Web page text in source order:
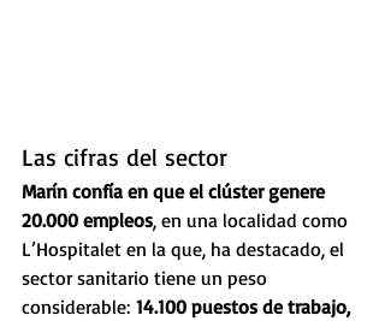
Las cifras del sector
Marín confía en que el clúster genere
20.000 empleos, en una localidad como
L’Hospitalet en la que, ha destacado, el
sector sanitario tiene un peso
considerable: 14.100 puestos de trabajo,